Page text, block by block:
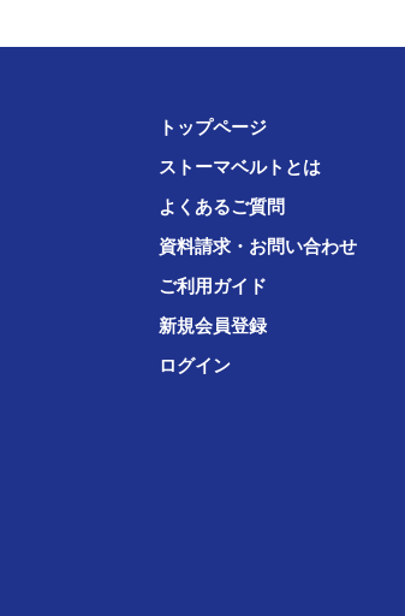
トップページ
ストーマベルトとは
よくあるご質問
資料請求・お問い合わせ
ご利用ガイド
新規会員登録
ログイン